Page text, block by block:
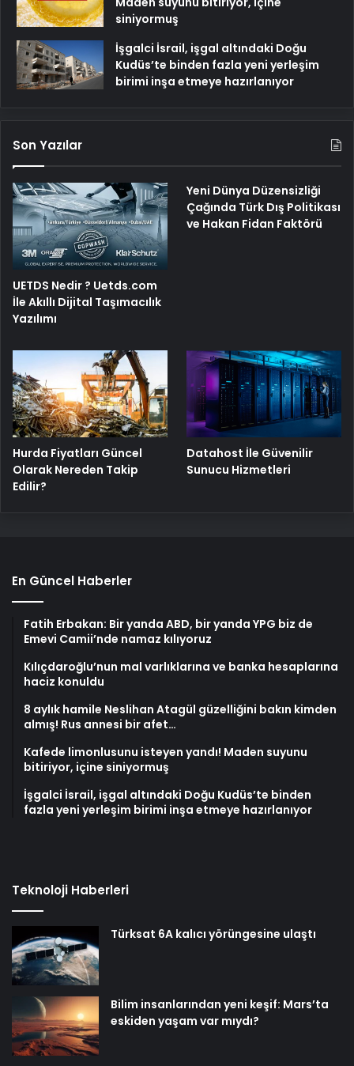
siniyormuş
İşgalci İsrail, işgal altındaki Doğu
Kudüs’te binden fazla yeni yerleşim
birimi inşa etmeye hazırlanıyor
Son Yazılar
UETDS Nedir ? Uetds.com
İle Akıllı Dijital Taşımacılık
Yazılımı
Yeni Dünya Düzensizliği
Çağında Türk Dış Politikası
ve Hakan Fidan Faktörü
Hurda Fiyatları Güncel
Olarak Nereden Takip
Edilir?
Datahost İle Güvenilir
Sunucu Hizmetleri
En Güncel Haberler
Fatih Erbakan: Bir yanda ABD, bir yanda YPG biz de
Emevi Camii’nde namaz kılıyoruz
Kılıçdaroğlu’nun mal varlıklarına ve banka hesaplarına
haciz konuldu
8 aylık hamile Neslihan Atagül güzelliğini bakın kimden
almış! Rus annesi bir afet…
Kafede limonlusunu isteyen yandı! Maden suyunu
bitiriyor, içine siniyormuş
İşgalci İsrail, işgal altındaki Doğu Kudüs’te binden
fazla yeni yerleşim birimi inşa etmeye hazırlanıyor
Teknoloji Haberleri
Türksat 6A kalıcı yörüngesine ulaştı
Bilim insanlarından yeni keşif: Mars’ta
eskiden yaşam var mıydı?